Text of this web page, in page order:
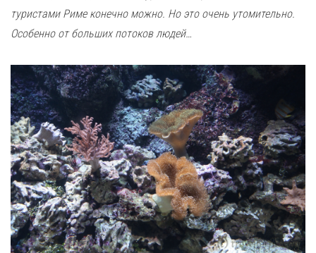
туристами Риме конечно можно. Но это очень утомительно.
Особенно от больших потоков людей…